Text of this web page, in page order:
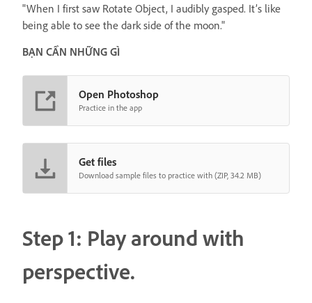
"When I first saw Rotate Object, I audibly gasped. It’s like
being able to see the dark side of the moon."
BẠN CẦN NHỮNG GÌ
Open Photoshop
Practice in the app
Get files
Download sample files to practice with (ZIP, 34.2 MB)
Step 1: Play around with
perspective.